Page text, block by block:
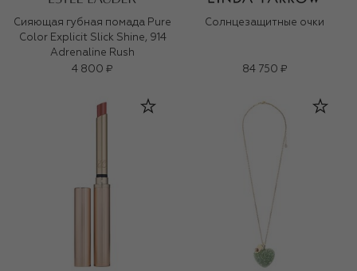
Сияющая губная помада Pure
Color Explicit Slick Shine, 914
Adrenaline Rush
4 800 ₽
Солнцезащитные очки
84 750 ₽